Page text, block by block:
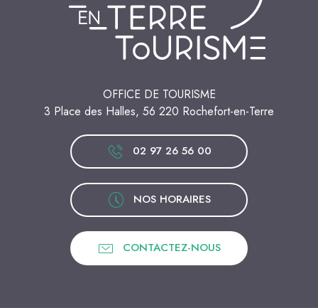
OFFICE DE TOURISME
3 Place des Halles, 56 220 Rochefort-en-Terre
02 97 26 56 00
NOS HORAIRES
CONTACTEZ-NOUS